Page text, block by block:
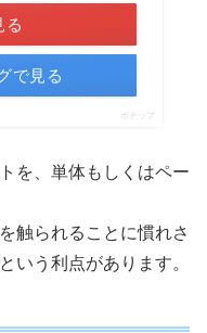
る
で見る
ポチップ
を、単体もしくはペー
触られることに慣れさ
いう利点があります。